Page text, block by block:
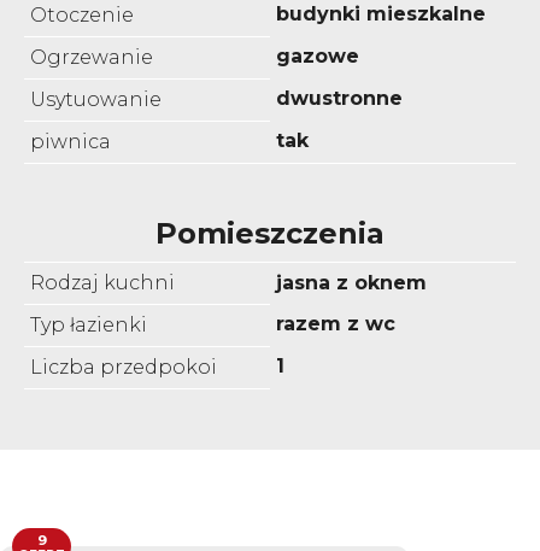
Otoczenie
budynki mieszkalne
Ogrzewanie
gazowe
Usytuowanie
dwustronne
piwnica
tak
Pomieszczenia
Rodzaj kuchni
jasna z oknem
Typ łazienki
razem z wc
Liczba przedpokoi
1
9